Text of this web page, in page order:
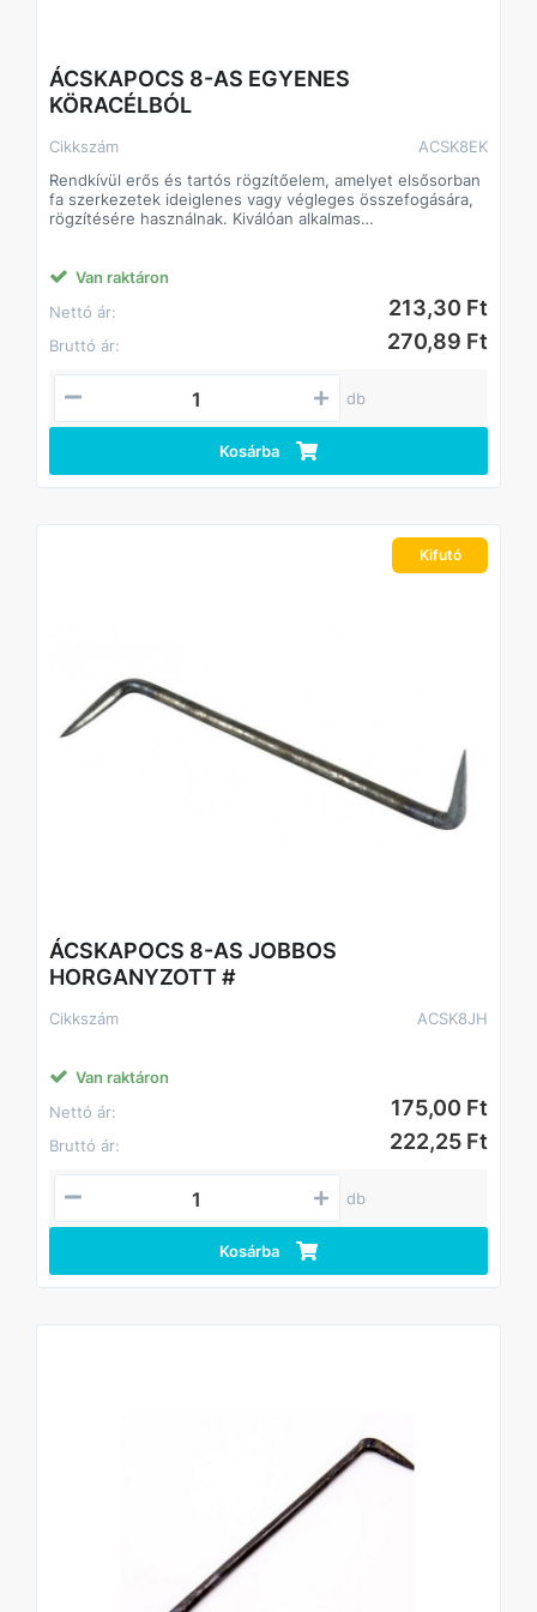
ÁCSKAPOCS 8-AS EGYENES
KÖRACÉLBÓL
Cikkszám
ACSK8EK
Rendkívül erős és tartós rögzítőelem, amelyet elsősorban
fa szerkezetek ideiglenes vagy végleges összefogására,
rögzítésére használnak. Kiválóan alkalmas
A köracél alapanyag nagy szilárdságot biztosít, így a
kapocs nem deformálódik terhelés alatt, és hosszú
élettartamot garantál még kültéri körülmények között is.
Anyaga: köracél
Nagy szilárdság és ellenálló képesség
Könnyen beüthető, stabil rögzítést biztosít
Alkalmas ácsmunkákhoz, faszerkezetekhez,
építkezésekhez
Van raktáron
Nettó ár:
213,30 Ft
Bruttó ár: 270,89 Ft
db
Kosárba
Kifutó
ÁCSKAPOCS 8-AS JOBBOS
HORGANYZOTT #
Cikkszám ACSK8JH
Van raktáron
Nettó ár:
175,00 Ft
Bruttó ár: 222,25 Ft
db
Kosárba